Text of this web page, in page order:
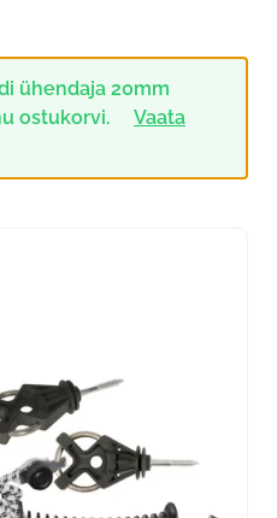
ühendaja 20mm
ostukorvi.
Vaata